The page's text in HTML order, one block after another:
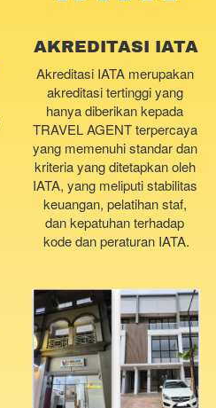
AKREDITASI IATA
Akreditasi IATA merupakan
akreditasi tertinggi yang
hanya diberikan kepada
TRAVEL AGENT terpercaya
yang memenuhi standar dan
kriteria yang ditetapkan oleh
IATA, yang meliputi stabilitas
keuangan, pelatihan staf,
dan kepatuhan terhadap
kode dan peraturan IATA.